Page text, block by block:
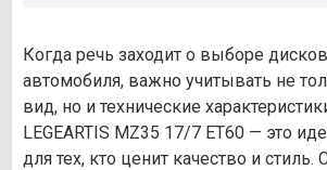
Когда речь заходит о выборе
автомобиля, важно учитывать не
вид, но и технические
LEGEARTIS MZ35 17/7 ET60 — это
для тех, кто ценит качество и